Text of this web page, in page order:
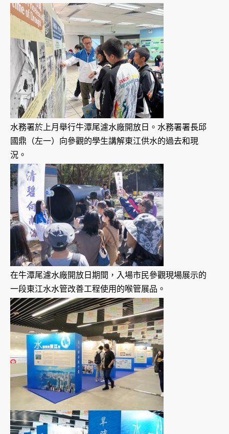
水務署於上月舉行牛潭尾濾水廠開放日。水務署署長邱
國鼎（左一）向參觀的學生講解東江供水的過去和現
況。
在牛潭尾濾水廠開放日期間，入場市民參觀現場展示的
一段東江水水管改善工程使用的喉管展品。